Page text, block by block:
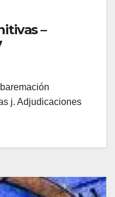
–
j. Adjudicaciones